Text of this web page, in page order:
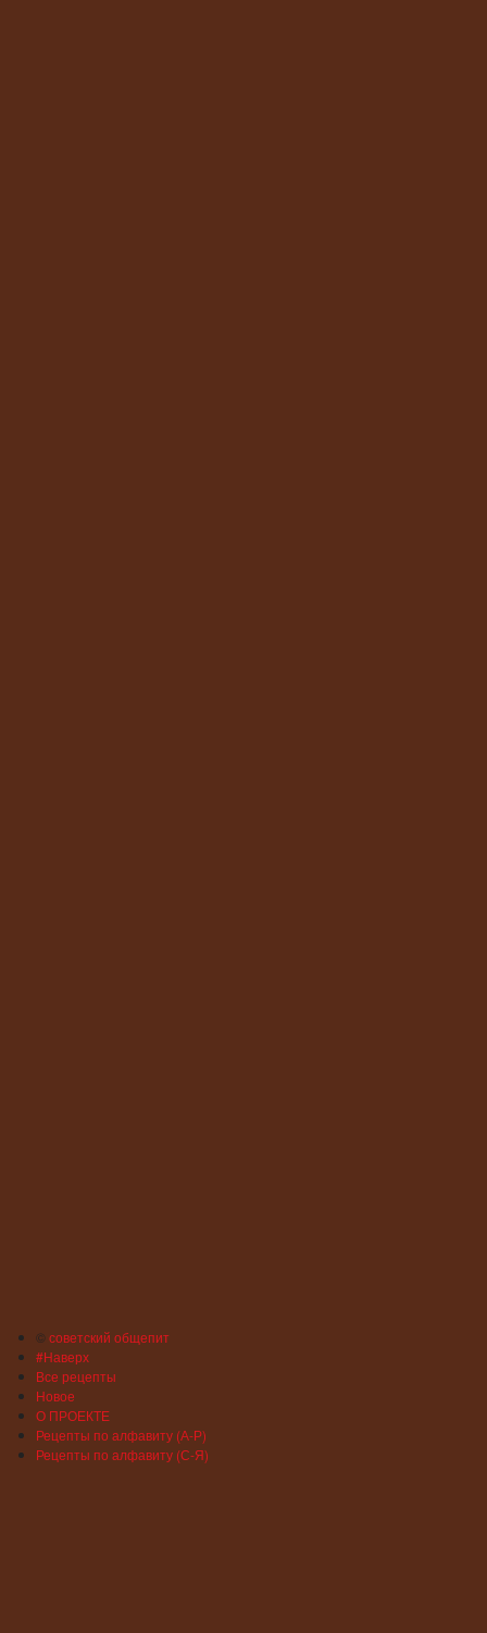
©советский общепит
#Наверх
Все рецепты
Новое
О ПРОЕКТЕ
Рецепты по алфавиту (А-Р)
Рецепты по алфавиту (С-Я)